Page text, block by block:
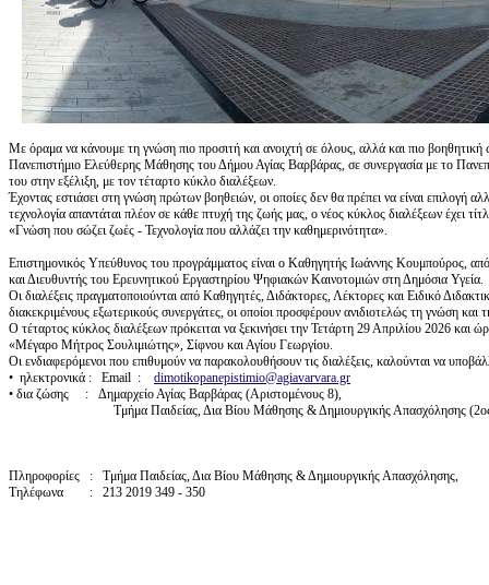
Με όραμα να κάνουμε τη γνώση πιο προσιτή και ανοιχτή σε όλους, αλλά και πιο βοηθητική
Πανεπιστήμιο Ελεύθερης Μάθησης του Δήμου Αγίας Βαρβάρας, σε συνεργασία με το
του στην εξέλιξη, με τον τέταρτο κύκλο διαλέξεων.
Έχοντας εστιάσει στη γνώση πρώτων βοηθειών, οι οποίες δεν θα πρέπει να είναι επιλογή
τεχνολογία απαντάται πλέον σε κάθε πτυχή της ζωής μας, ο νέος κύκλος διαλέξεων έχει
«Γνώση που σώζει ζωές - Τεχνολογία που αλλάζει την καθημερινότητα».
Επιστημονικός Υπεύθυνος του προγράμματος είναι ο Καθηγητής Ιωάννης Κουμπούρος,
και Διευθυντής του Ερευνητικού Εργαστηρίου Ψηφιακών Καινοτομιών στη Δημόσια Υγεία.
Οι διαλέξεις πραγματοποιούνται από Καθηγητές, Διδάκτορες, Λέκτορες και Ειδικό
διακεκριμένους εξωτερικούς συνεργάτες, οι οποίοι προσφέρουν ανιδιοτελώς τη γνώση και
Ο τέταρτος κύκλος διαλέξεων πρόκειται να ξεκινήσει την Τετάρτη 29 Απριλίου 2026
«Μέγαρο Μήτρος Σουλιμιώτης», Σίφνου και Αγίου Γεωργίου.
Οι ενδιαφερόμενοι που επιθυμούν να παρακολουθήσουν τις διαλέξεις, καλούνται να
• ηλεκτρονικά : Εmail : dimotikopanepistimio@agiavarvara.gr
• δια ζώσης : Δημαρχείο Αγίας Βαρβάρας (Αριστομένους 8),
Τμήμα Παιδείας, Δια Βίου Μάθησης & Δημιουργικής Απασχόλησης (2ος
Πληροφορίες : Τμήμα Παιδείας, Δια Βίου Μάθησης & Δημιουργικής Απασχόλησης,
Τηλέφωνα : 213 2019 349 - 350